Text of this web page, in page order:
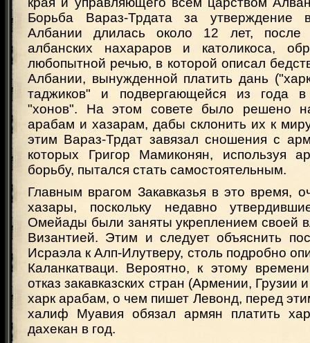
Борьба Вараз-Трдата за утверждение
Албании длилась около 12 лет, после
албанских нахараров и католикоса,
любопытной речью, в которой описал
Албании, вынужденной платить дань
таджиков" и подвергающейся из года
"хонов". На этом совете было решено
арабам и хазарам, дабы склонить их к
этим Вараз-Трдат завязал сношения с
которых Григор Мамиконян, используя
борьбу, пытался стать самостоятельным.
Главным врагом Закавказья в это время,
хазары, поскольку недавно
Омейады были заняты укреплением своей
Византией. Этим и следует объяснить
Исраэла к Алп-Илутверу, столь подробно
Каланкатваци. Вероятно, к этому
отказ закавказских стран (Армении, Грузии
харк арабам, о чем пишет Левонд, перед
халиф Муавия обязал армян платить
дахекан в год.